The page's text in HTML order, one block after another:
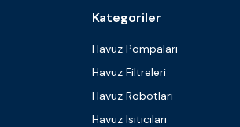
Kategoriler
Havuz Pompaları
Havuz Filtreleri
Havuz Robotları
Havuz Isıtıcıları